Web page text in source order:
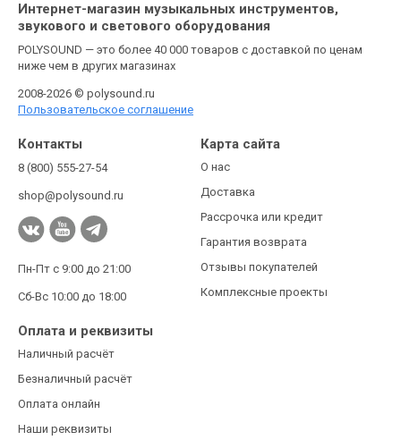
Интернет-магазин музыкальных инструментов,
звукового и светового оборудования
POLYSOUND — это более 40 000 товаров с доставкой по ценам
ниже чем в других магазинах
2008-2026 © polysound.ru
Пользовательское соглашение
Контакты
8 (800) 555-27-54
shop@polysound.ru
Пн-Пт с 9:00 до 21:00
Сб-Вс 10:00 до 18:00
Карта сайта
О нас
Доставка
Рассрочка или кредит
Гарантия возврата
Отзывы покупателей
Комплексные проекты
Оплата и реквизиты
Наличный расчёт
Безналичный расчёт
Оплата онлайн
Наши реквизиты